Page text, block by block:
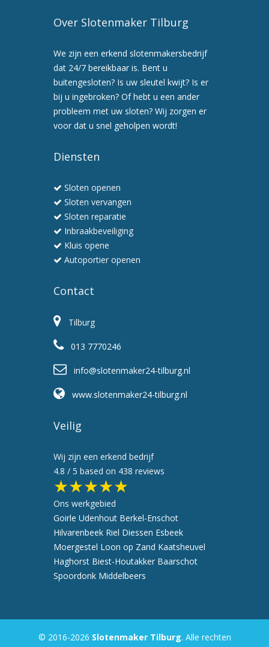
afspraak
preventiebezoek
professioneel
Over Slotenmaker Tilburg
We zijn een erkend slotenmakersbedrijf
dat 24/7 bereikbaar is. Bent u
buitengesloten? Is uw sleutel kwijt? Is er
bij u ingebroken? Of hebt u een ander
probleem met uw sloten? Wij zorgen er
voor dat u snel geholpen wordt!
Diensten
Sloten openen
Sloten vervangen
Sloten reparatie
Inbraakbeveiliging
Kluis opene
Autoportier openen
Contact
Tilburg
013 7770246
info@slotenmaker24-tilburg.nl
www.slotenmaker24-tilburg.nl
Veilig
Wij zijn een erkend bedrijf
4.8 / 5 based on 438 reviews
★★★★★
Ons werkgebied
Goirle Udenhout Berkel-Enschot
Hilvarenbeek Riel Diessen Esbeek
Moergestel Loon op Zand Kaatsheuvel
Haghorst Biest-Houtakker Baarschot
Spoordonk Middelbeers
© 2016-2026 Slotenmaker Tilburg. Alle rechten